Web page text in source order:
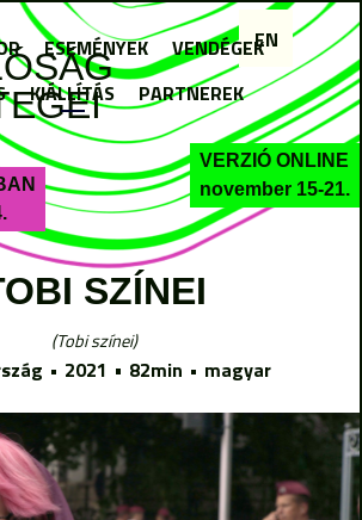
Jump to navigation
VERZIÓ ONLINE
november 15-21.
SZÍNEI
Tobi színei
2021 82min magyar
ESEMÉNYEK
VENDÉGEK
KIÁLLÍTÁS PARTNEREK
EN